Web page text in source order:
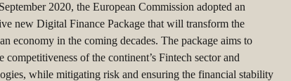
2020, the European Commission adopted an
new Digital Finance Package that will transform the
economy in the coming decades. The package aims to
competitiveness of the continent’s Fintech sector and
while mitigating risk and ensuring the financial stability